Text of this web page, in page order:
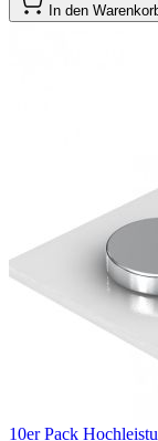
In den
10er Pack